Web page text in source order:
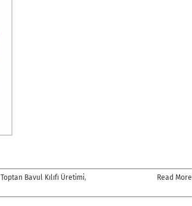
Toptan Bavul Kılıfı Üretimi,
Read More